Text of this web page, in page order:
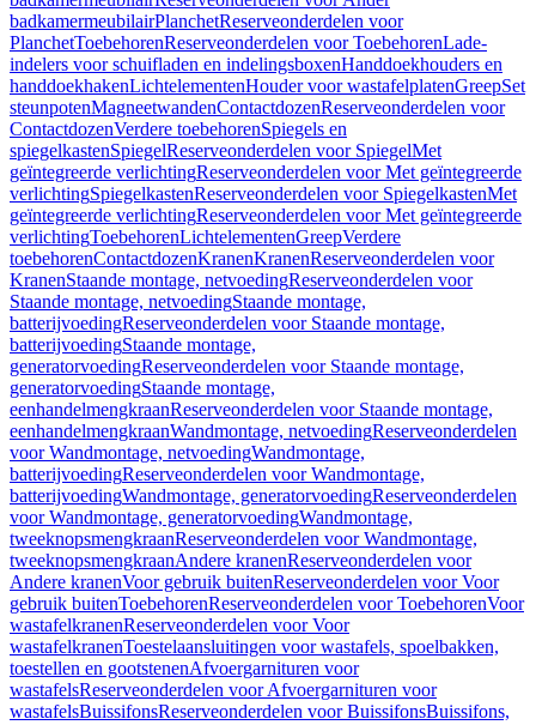
badkamermeubilairPlanchetReserveonderdelen voor
PlanchetToebehorenReserveonderdelen voor ToebehorenLade-
indelers voor schuifladen en indelingsboxenHanddoekhouders en
handdoekhakenLichtelementenHouder voor wastafelplatenGreepSet
steunpotenMagneetwandenContactdozenReserveonderdelen voor
ContactdozenVerdere toebehorenSpiegels en
spiegelkastenSpiegelReserveonderdelen voor SpiegelMet
geïntegreerde verlichtingReserveonderdelen voor Met geïntegreerde
verlichtingSpiegelkastenReserveonderdelen voor SpiegelkastenMet
geïntegreerde verlichtingReserveonderdelen voor Met geïntegreerde
verlichtingToebehorenLichtelementenGreepVerdere
toebehorenContactdozenKranenKranenReserveonderdelen voor
KranenStaande montage, netvoedingReserveonderdelen voor
Staande montage, netvoedingStaande montage,
batterijvoedingReserveonderdelen voor Staande montage,
batterijvoedingStaande montage,
generatorvoedingReserveonderdelen voor Staande montage,
generatorvoedingStaande montage,
eenhandelmengkraanReserveonderdelen voor Staande montage,
eenhandelmengkraanWandmontage, netvoedingReserveonderdelen
voor Wandmontage, netvoedingWandmontage,
batterijvoedingReserveonderdelen voor Wandmontage,
batterijvoedingWandmontage, generatorvoedingReserveonderdelen
voor Wandmontage, generatorvoedingWandmontage,
tweeknopsmengkraanReserveonderdelen voor Wandmontage,
tweeknopsmengkraanAndere kranenReserveonderdelen voor
Andere kranenVoor gebruik buitenReserveonderdelen voor Voor
gebruik buitenToebehorenReserveonderdelen voor ToebehorenVoor
wastafelkranenReserveonderdelen voor Voor
wastafelkranenToestelaansluitingen voor wastafels, spoelbakken,
toestellen en gootstenenAfvoergarnituren voor
wastafelsReserveonderdelen voor Afvoergarnituren voor
wastafelsBuissifonsReserveonderdelen voor BuissifonsBuissifons,